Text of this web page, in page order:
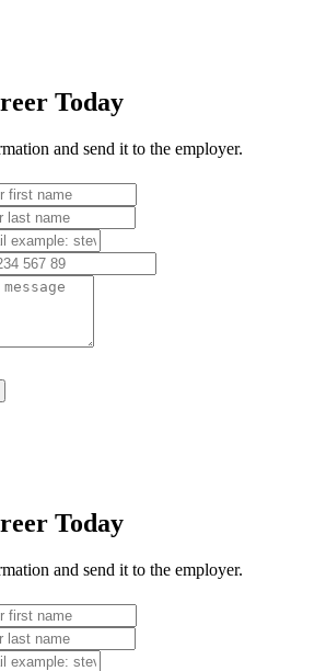
Today
and send it to the employer.
Today
and send it to the employer.